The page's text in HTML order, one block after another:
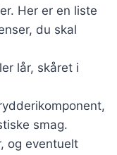
Her er en liste
du skal
lår, skåret i
smag.
og eventuelt